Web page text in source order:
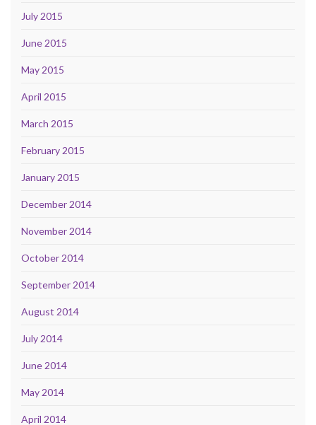
July 2015
June 2015
May 2015
April 2015
March 2015
February 2015
January 2015
December 2014
November 2014
October 2014
September 2014
August 2014
July 2014
June 2014
May 2014
April 2014